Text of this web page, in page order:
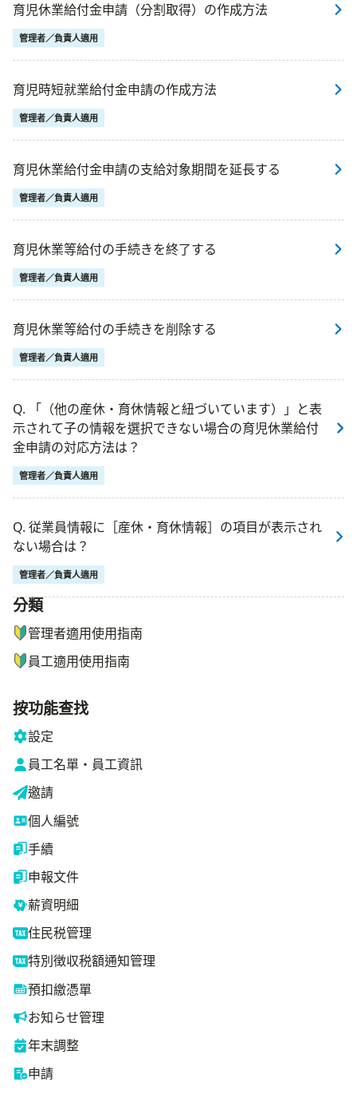
育児休業給付金申請（分割取得）の作成方法
管理者／負責人適用
育児時短就業給付金申請の作成方法
管理者／負責人適用
育児休業給付金申請の支給対象期間を延長する
管理者／負責人適用
育児休業等給付の手続きを終了する
管理者／負責人適用
育児休業等給付の手続きを削除する
管理者／負責人適用
Q. 「（他の産休・育休情報と紐づいています）」と表
示されて子の情報を選択できない場合の育児休業給付
金申請の対応方法は？
管理者／負責人適用
Q. 従業員情報に［産休・育休情報］の項目が表示され
ない場合は？
管理者／負責人適用
ナビゲーションメニュー
分類
管理者適用使用指南
員工適用使用指南
按功能查找
設定
員工名單・員工資訊
邀請
個人編號
手續
申報文件
薪資明細
住民税管理
特別徴収税額通知管理
預扣繳憑單
お知らせ管理
年末調整
申請